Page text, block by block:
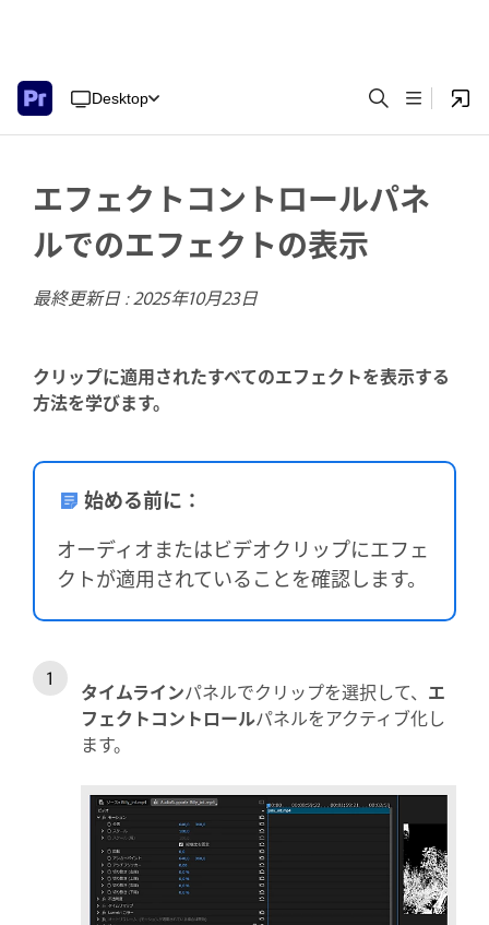
Desktop
エフェクトコントロールパネ
ルでのエフェクトの表示
最終更新日 :2025年10月23日
クリップに適用されたすべてのエフェクトを表示する
方法を学びます。
始める前に：
オーディオまたはビデオクリップにエフェ
クトが適用されていることを確認します。
タイムラインパネルでクリップを選択して、 エ
フェクトコントロールパネルをアクティブ化し
ます。